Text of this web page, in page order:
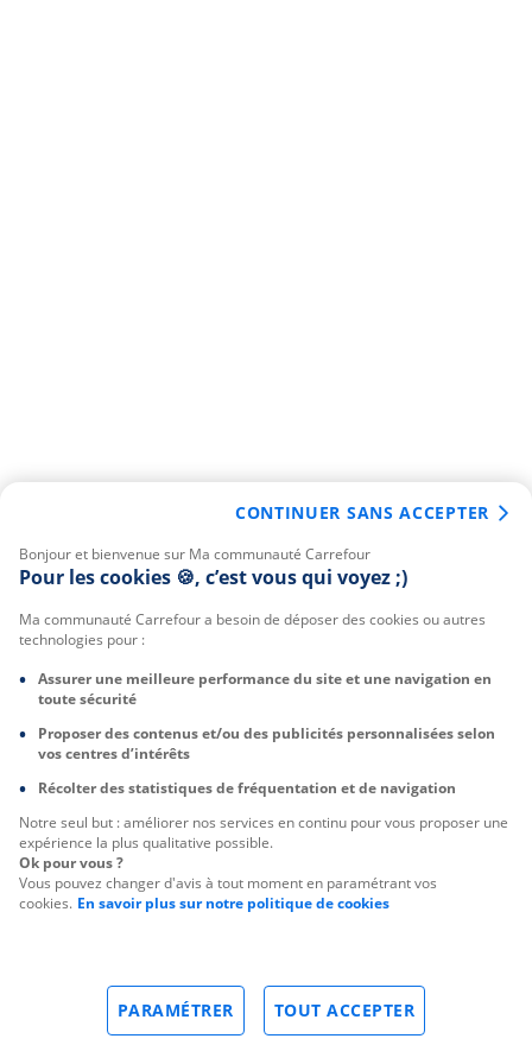
Bonjour et bienvenue sur Ma communauté Carrefour
Pour les cookies 🍪, c’est vous qui voyez ;)
Ma communauté Carrefour a besoin de déposer des cookies ou autres
technologies pour :
Assurer une meilleure performance du site et une navigation en
toute sécurité
Proposer des contenus et/ou des publicités personnalisées selon
vos centres d’intérêts
Récolter des statistiques de fréquentation et de navigation
Notre seul but : améliorer nos services en continu pour vous proposer une
expérience la plus qualitative possible.
Ok pour vous ?
Vous pouvez changer d'avis à tout moment en paramétrant vos
cookies. En savoir plus sur notre politique de cookies
TOUT ACCEPTER
PARAMÉTRER
CONTINUER SANS ACCEPTER